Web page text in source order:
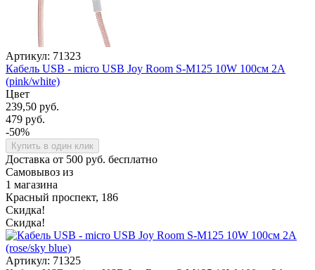
Артикул: 71323
Кабель USB - micro USB Joy Room S-M125 10W 100см 2A
(pink/white)
Цвет
239,50 руб.
479 руб.
-50%
Купить в один клик
Доставка от 500 руб. бесплатно
Самовывоз из
1 магазина
Красный проспект, 186
Скидка!
Скидка!
Артикул: 71325